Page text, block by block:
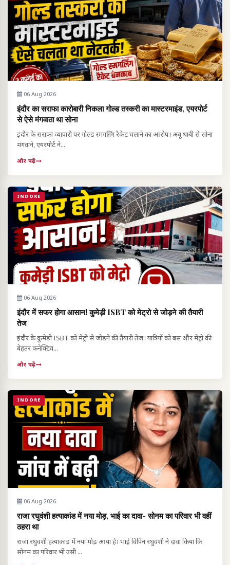
06 Aug 2026
इंदौर का सराफा कारोबारी निकला गोल्ड तस्करी का मास्टरमाइंड, एयरपोर्ट
से ऐसे मंगवाता था सोना
इंदौर के सराफा व्यापारी पर गोल्ड स्मगलिंग रैकेट चलाने का आरोप। अबू धाबी से सोना
मंगवाने, एयरपोर्ट ने...
और पढ़ें
INDORE
06 Aug 2026
इंदौर में सफर होगा आसान! कुमेड़ी ISBT को मेट्रो से जोड़ने की तैयारी
तेज
इंदौर के कुमेड़ी ISBT को मेट्रो से जोड़ने की तैयारी तेज। यात्रियों को बस और मेट्रो की
बेहतर कनेक्टिव...
और पढ़ें
INDORE
06 Aug 2026
राजा रघुवंशी हत्याकांड में नया मोड़, भाई का दावा- सोनम का परिवार भी वहीं
ठहरा था
राजा रघुवंशी हत्याकांड में नया मोड़ आया है। भाई विपिन रघुवंशी ने दावा किया कि
सोनम का परिवार भी उसी ...